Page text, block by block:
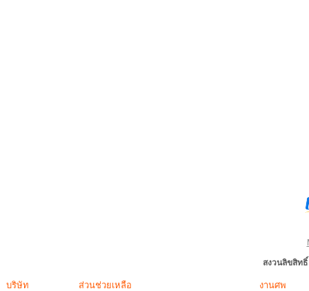
สงวนลิขสิท
บริษัท ส่วนช่วยเหลือ งานศพ